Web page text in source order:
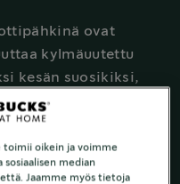
ovat
kylmäuutettu
kesän suosikiksi,
kuin haluat
lisää vinkkejä ja
ja mausteiden
personoimiseksi
toimii oikein ja voimme
sosiaalisen median
Jaamme myös tietoja